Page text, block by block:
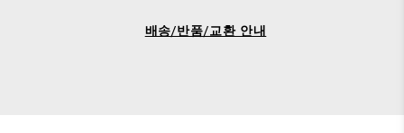
배송/반품/교환 안내